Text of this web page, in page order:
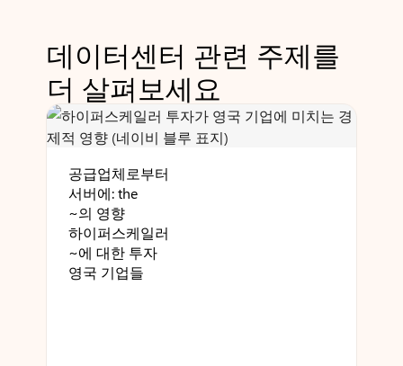
데이터센터 관련 주제를
더 살펴보세요
공급업체로부터
서버에: the
~의 영향
하이퍼스케일러
~에 대한 투자
영국 기업들